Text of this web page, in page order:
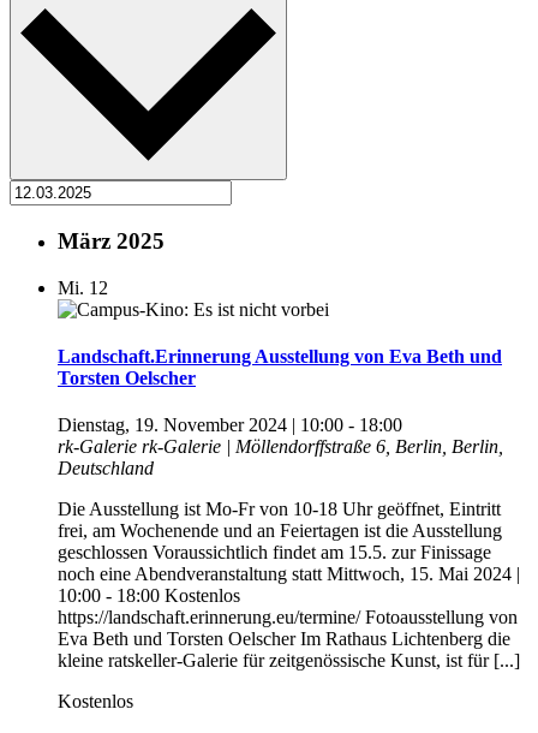
März 2025
Mi. 12
Landschaft.Erinnerung Ausstellung von Eva Beth und
Torsten Oelscher
Dienstag, 19. November 2024 | 10:00 - 18:00
rk-Galerie rk-Galerie | Möllendorffstraße 6, Berlin, Berlin,
Deutschland
Die Ausstellung ist Mo-Fr von 10-18 Uhr geöffnet, Eintritt
frei, am Wochenende und an Feiertagen ist die Ausstellung
geschlossen Voraussichtlich findet am 15.5. zur Finissage
noch eine Abendveranstaltung statt Mittwoch, 15. Mai 2024 |
10:00 - 18:00 Kostenlos
https://landschaft.erinnerung.eu/termine/ Fotoausstellung von
Eva Beth und Torsten Oelscher Im Rathaus Lichtenberg die
kleine ratskeller-Galerie für zeitgenössische Kunst, ist für [...]
Kostenlos